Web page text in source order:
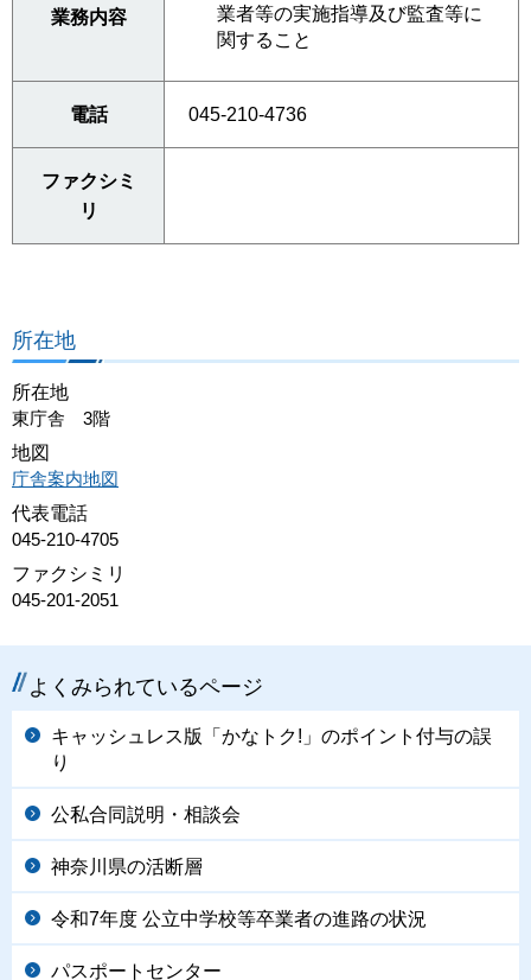
業務内容
業者等の実施指導及び監査等に
関すること
電話 045-210-4736
ファクシミ
リ
所在地
所在地
東庁舎 3階
地図
庁舎案内地図
代表電話
045-210-4705
ファクシミリ
045-201-2051
よくみられているページ
キャッシュレス版「かなトク!」のポイント付与の誤
り
公私合同説明・相談会
神奈川県の活断層
令和7年度 公立中学校等卒業者の進路の状況
パスポートセンター